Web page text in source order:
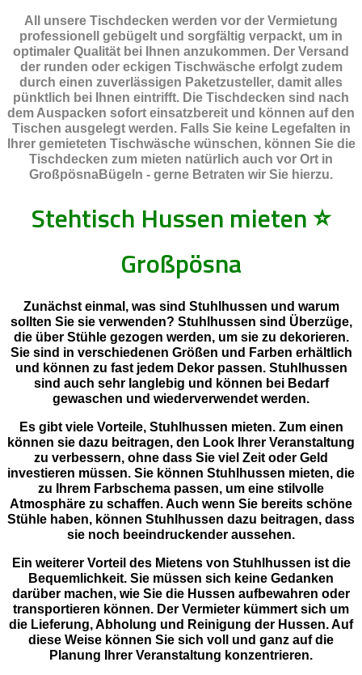
All unsere Tischdecken werden vor der Vermietung
professionell gebügelt und sorgfältig verpackt, um in
optimaler Qualität bei Ihnen anzukommen. Der Versand
der runden oder eckigen Tischwäsche erfolgt zudem
durch einen zuverlässigen Paketzusteller, damit alles
pünktlich bei Ihnen eintrifft. Die Tischdecken sind nach
dem Auspacken sofort einsatzbereit und können auf den
Tischen ausgelegt werden. Falls Sie keine Legefalten in
Ihrer gemieteten Tischwäsche wünschen, können Sie die
Tischdecken zum mieten natürlich auch vor Ort in
GroßpösnaBügeln - gerne Betraten wir Sie hierzu.
Stehtisch Hussen mieten⭐
Großpösna
Zunächst einmal, was sind Stuhlhussen und warum
sollten Sie sie verwenden? Stuhlhussen sind Überzüge,
die über Stühle gezogen werden, um sie zu dekorieren.
Sie sind in verschiedenen Größen und Farben erhältlich
und können zu fast jedem Dekor passen. Stuhlhussen
sind auch sehr langlebig und können bei Bedarf
gewaschen und wiederverwendet werden.
Es gibt viele Vorteile, Stuhlhussen mieten. Zum einen
können sie dazu beitragen, den Look Ihrer Veranstaltung
zu verbessern, ohne dass Sie viel Zeit oder Geld
investieren müssen. Sie können Stuhlhussen mieten, die
zu Ihrem Farbschema passen, um eine stilvolle
Atmosphäre zu schaffen. Auch wenn Sie bereits schöne
Stühle haben, können Stuhlhussen dazu beitragen, dass
sie noch beeindruckender aussehen.
Ein weiterer Vorteil des Mietens von Stuhlhussen ist die
Bequemlichkeit. Sie müssen sich keine Gedanken
darüber machen, wie Sie die Hussen aufbewahren oder
transportieren können. Der Vermieter kümmert sich um
die Lieferung, Abholung und Reinigung der Hussen. Auf
diese Weise können Sie sich voll und ganz auf die
Planung Ihrer Veranstaltung konzentrieren.